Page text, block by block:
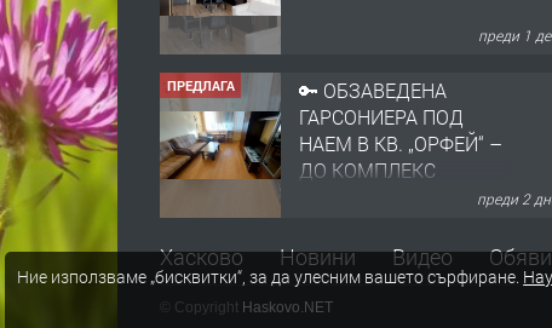
ХАСКОВО
ПРЕДЛАГА
НАПЪЛНО ОБЗАВЕДЕН
И ОБОРУДВАН
ТРИСТАЕН
ХАСКОВО
ПРЕДЛАГА Давам гараж под наем
Хасково Новини Видео Обяви
© Copyright Haskovo.NET
Ние използваме „бисквитки“, за да улесним вашето сърфиране.